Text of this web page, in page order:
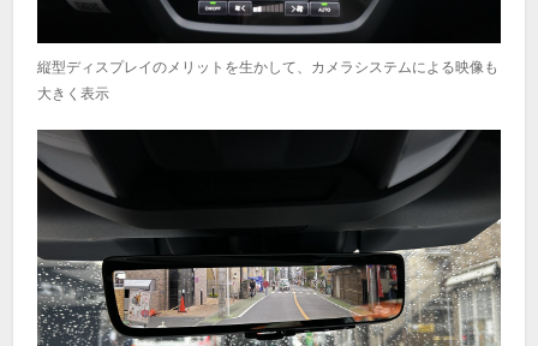
縦型ディスプレイのメリットを生かして、カメラシステムによる映像も
大きく表示